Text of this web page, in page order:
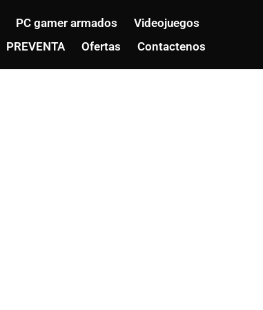
PC gamer armados
Videojuegos
PREVENTA Ofertas Contactenos